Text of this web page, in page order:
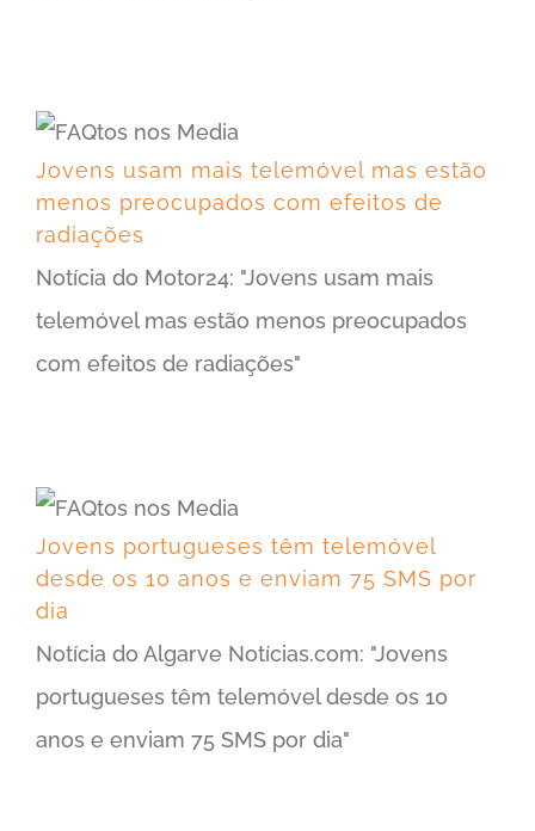
Jovens usam mais telemóvel mas estão
menos preocupados com efeitos de
radiações
Notícia do Motor24: "Jovens usam mais
telemóvel mas estão menos preocupados
com efeitos de radiações"
Jovens portugueses têm telemóvel
desde os 10 anos e enviam 75 SMS por
dia
Notícia do Algarve Notícias.com: "Jovens
portugueses têm telemóvel desde os 10
anos e enviam 75 SMS por dia"